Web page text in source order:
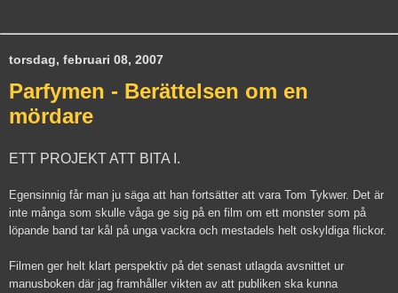
torsdag, februari 08, 2007
Parfymen - Berättelsen om en
mördare
ETT PROJEKT ATT BITA I.
Egensinnig får man ju säga att han fortsätter att vara Tom Tykwer. Det är
inte många som skulle våga ge sig på en film om ett monster som på
löpande band tar kål på unga vackra och mestadels helt oskyldiga flickor.
Filmen ger helt klart perspektiv på det senast utlagda avsnittet ur
manusboken där jag framhåller vikten av att publiken ska kunna